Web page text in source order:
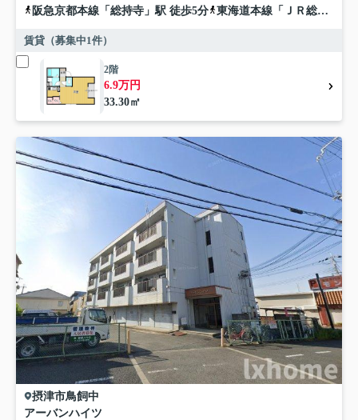
阪急京都本線 「 総持寺 」駅 徒歩5分 東海道本線 「 ＪＲ総持寺
賃貸（募集中1件）
2階
6.9万円
33.30㎡
摂津市鳥飼中
アーバンハイツ